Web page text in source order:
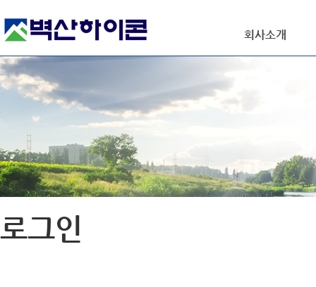
회사소개
로그인